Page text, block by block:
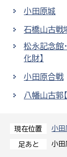
現在位置 小田
足あと 小
小田原城
石橋山古戦
松永記念館
化財】
小田原合戦
八幡山古郭